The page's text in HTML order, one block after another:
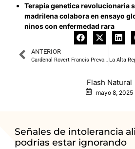
Terapia genetica revolucionaria
madrilena colabora en ensayo
ninos con enfermedad rara
ANTERIOR
Cardenal Rovert Francis Prevost, León XIV, elegido nuevo pontífice en histórico cónclave
Flash Natural
mayo 8, 2025
Señales de intolerancia
podrías estar ignorando